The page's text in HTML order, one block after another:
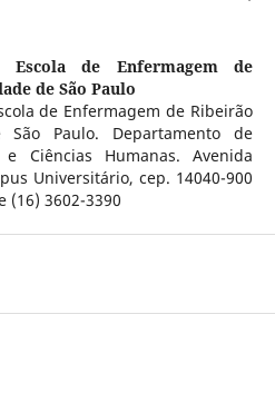
Escola de Enfermagem de
de São Paulo
de Enfermagem de Ribeirão
Paulo. Departamento de
Ciências Humanas. Avenida
Universitário, cep. 14040-900
(16) 3602-3390